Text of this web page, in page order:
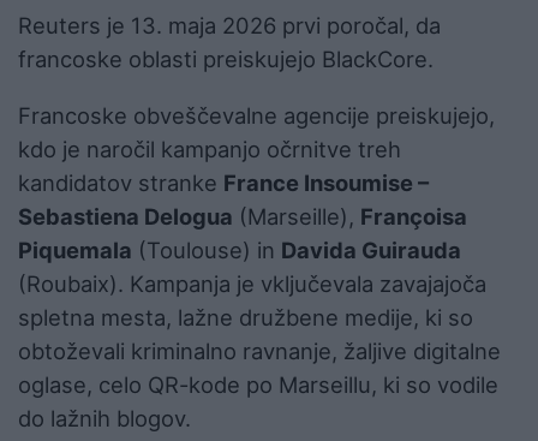
Reuters je 13. maja 2026 prvi poročal, da
francoske oblasti preiskujejo BlackCore.
Francoske obveščevalne agencije preiskujejo,
kdo je naročil kampanjo očrnitve treh
kandidatov stranke France Insoumise –
Sebastiena Delogua (Marseille), Françoisa
Piquemala (Toulouse) in Davida Guirauda
(Roubaix). Kampanja je vključevala zavajajoča
spletna mesta, lažne družbene medije, ki so
obtoževali kriminalno ravnanje, žaljive digitalne
oglase, celo QR-kode po Marseillu, ki so vodile
do lažnih blogov.